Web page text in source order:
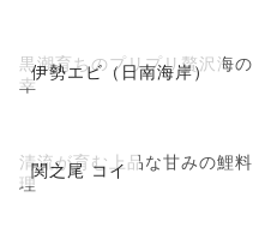
伊勢エビ（日南海岸）
黒潮育ちのプリプリ贅沢海の
幸
関之尾 コイ
清流が育む上品な甘みの鯉料
理